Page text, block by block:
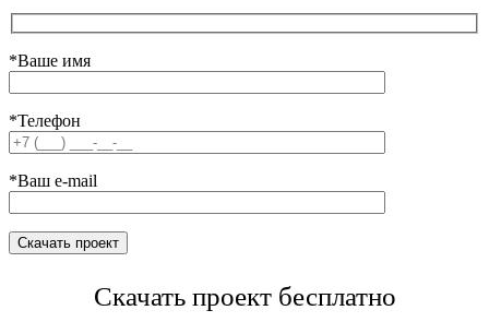
*Ваше имя
*Телефон
*Ваш e-mail
Скачать проект бесплатно